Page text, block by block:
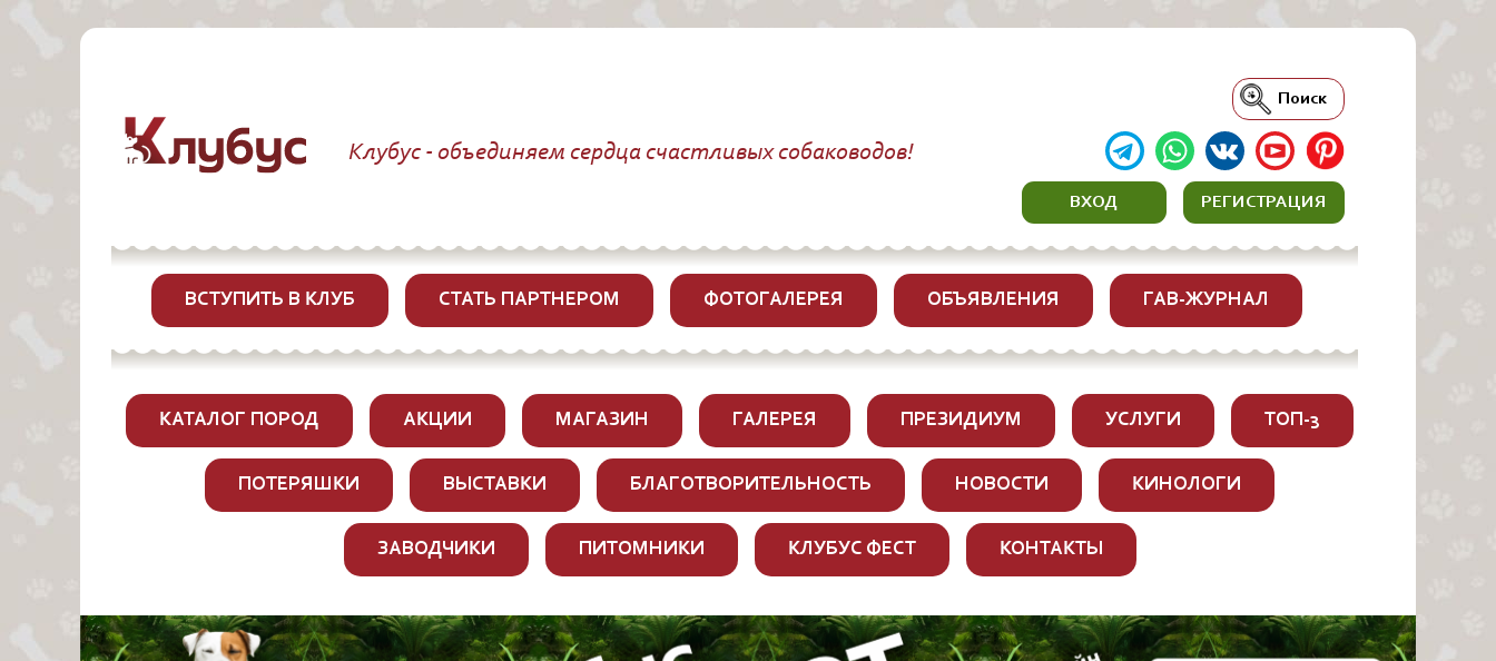
Клубус - объединяем сердца счастливых собаководов!
Поиск
ВХОД РЕГИСТРАЦИЯ
ВСТУПИТЬ В КЛУБ СТАТЬ ПАРТНЕРОМ ФОТОГАЛЕРЕЯ ОБЪЯВЛЕНИЯ ГАВ-ЖУРНАЛ
КАТАЛОГ ПОРОД АКЦИИ МАГАЗИН ГАЛЕРЕЯ ПРЕЗИДИУМ УСЛУГИ ТОП-3
ПОТЕРЯШКИ ВЫСТАВКИ БЛАГОТВОРИТЕЛЬНОСТЬ НОВОСТИ КИНОЛОГИ
ЗАВОДЧИКИ ПИТОМНИКИ КЛУБУС ФЕСТ КОНТАКТЫ